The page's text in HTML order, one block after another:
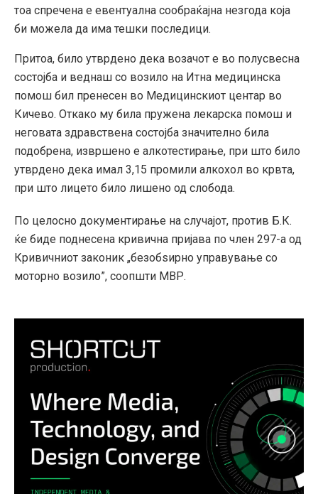
тоа спречена е евентуална сообраќајна незгода која
би можела да има тешки последици.
Притоа, било утврдено дека возачот е во полусвесна
состојба и веднаш со возило на Итна медицинска
помош бил пренесен во Медицинскиот центар во
Кичево. Откако му била пружена лекарска помош и
неговата здравствена состојба значително била
подобрена, извршено е алкотестирање, при што било
утврдено дека имал 3,15 промили алкохол во крвта,
при што лицето било лишено од слобода.
По целосно документирање на случајот, против Б.К.
ќе биде поднесена кривична пријава по член 297-а од
Кривичниот законик „безобѕирно управување со
моторно возило”, соопшти МВР.